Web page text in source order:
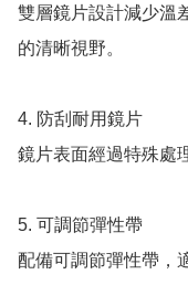
雙層鏡片設計減少溫
的清晰視野。
4. 防刮耐用鏡片
鏡片表面經過特殊處
5. 可調節彈性帶
配備可調節彈性帶，